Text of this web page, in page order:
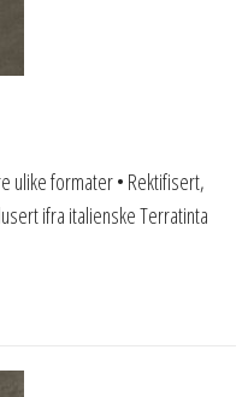
ulike formater • Rektifisert,
ifra italienske Terratinta